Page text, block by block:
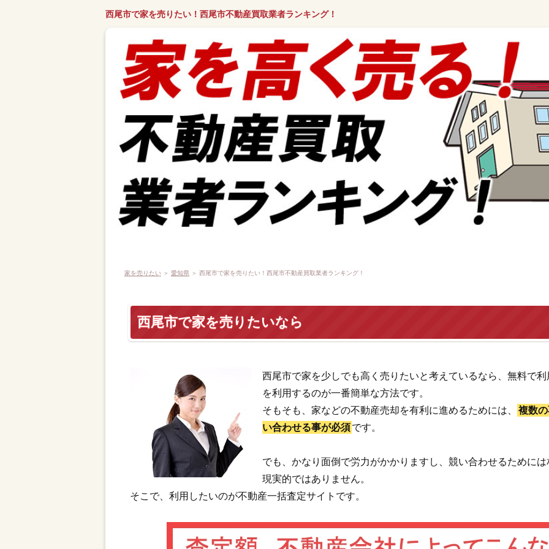
西尾市で家を売りたい！西尾市不動産買取業者ランキング！
家を売りたい ＞ 愛知県 ＞ 西尾市で家を売りたい！西尾市不動産買取業者ランキング！
西尾市で家を売りたいなら
西尾市で家を少しでも高く売りたいと考えているなら、無料で
を利用するのが一番簡単な方法です。
そもそも、家などの不動産売却を有利に進めるためには、
複数
い合わせる事が必須です。
でも、かなり面倒で労力がかかりますし、競い合わせるために
現実的ではありません。
そこで、利用したいのが不動産一括査定サイトです。